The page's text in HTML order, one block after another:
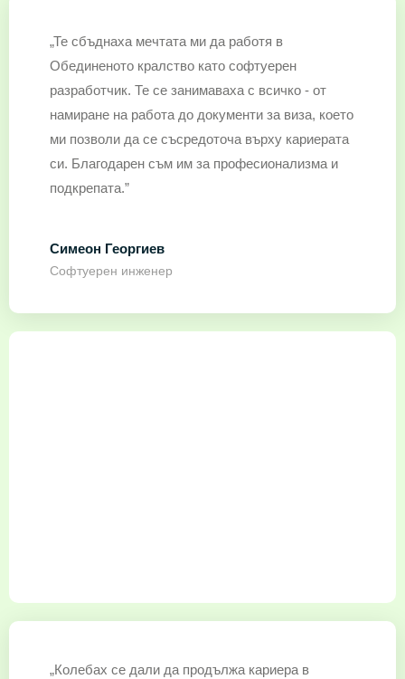
„Те сбъднаха мечтата ми да работя в
Обединеното кралство като софтуерен
разработчик. Те се занимаваха с всичко - от
намиране на работа до документи за виза, което
ми позволи да се съсредоточа върху кариерата
си. Благодарен съм им за професионализма и
подкрепата.”
Симеон Георгиев
Софтуерен инженер
„Колебах се дали да продължа кариера в